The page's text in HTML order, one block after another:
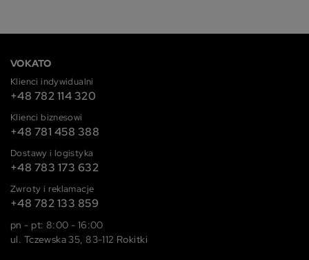
VOKATO
Klienci indywidualni
+48 782 114 320
Klienci biznesowi
+48 781 458 388
Dostawy i logistyka
+48 783 173 632
Zwroty i reklamacje
+48 782 133 859
pn - pt: 8:00 - 16:00
ul. Tczewska 35, 83-112 Rokitki